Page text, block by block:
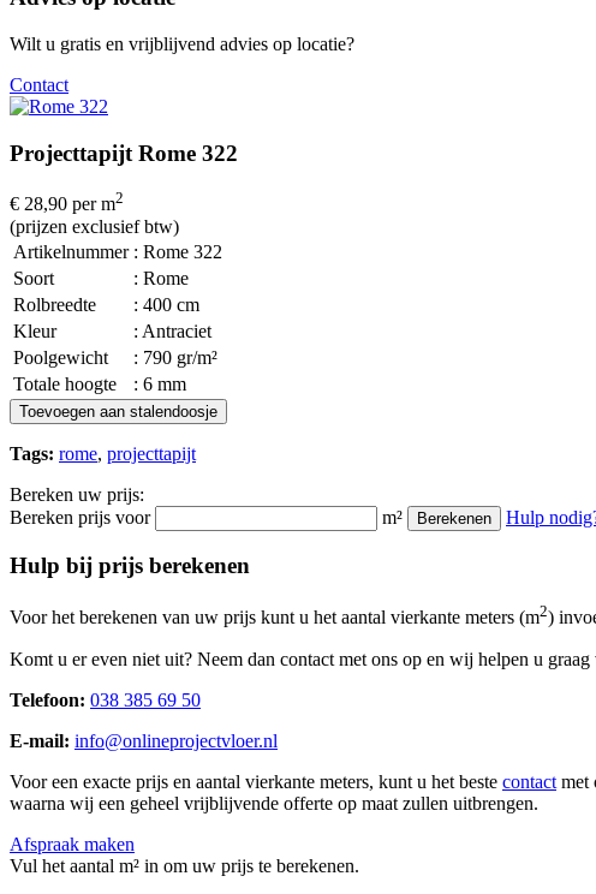
Wilt u gratis en vrijblijvend advies op locatie?
Contact
Projecttapijt Rome 322
€ 28,90 per m2
(prijzen exclusief btw)
Artikelnummer : Rome 322
Soort
: Rome
Rolbreedte
: 400 cm
Kleur
: Antraciet
Poolgewicht
: 790 gr/m²
Totale hoogte
: 6 mm
Toevoegen aan stalendoosje
Tags: rome, projecttapijt
Bereken uw prijs:
Bereken prijs voor
m² Berekenen Hulp
Hulp bij prijs berekenen
Voor het berekenen van uw prijs kunt u het aantal vierkante meters (m2)
Komt u er even niet uit? Neem dan contact met ons op en wij helpen u graag
Telefoon: 038 385 69 50
E-mail: info@onlineprojectvloer.nl
Voor een exacte prijs en aantal vierkante meters, kunt u het beste contact met
waarna wij een geheel vrijblijvende offerte op maat zullen uitbrengen.
Afspraak maken
Vul het aantal m² in om uw prijs te berekenen.